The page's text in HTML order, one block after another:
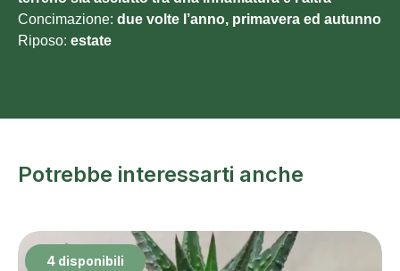
Concimazione: due volte l’anno, primavera ed autunno
Riposo: estate
Potrebbe interessarti anche
4 disponibili